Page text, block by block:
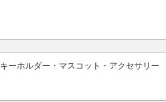
キーホルダー・マスコット・アクセサリー